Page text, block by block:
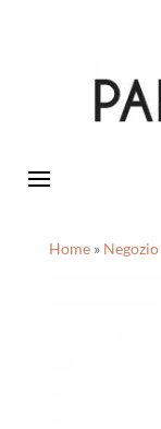
Home» Negozio